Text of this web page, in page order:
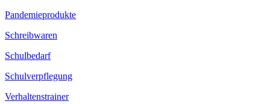
Pandemieprodukte
Schreibwaren
Schulbedarf
Schulverpflegung
Verhaltenstrainer